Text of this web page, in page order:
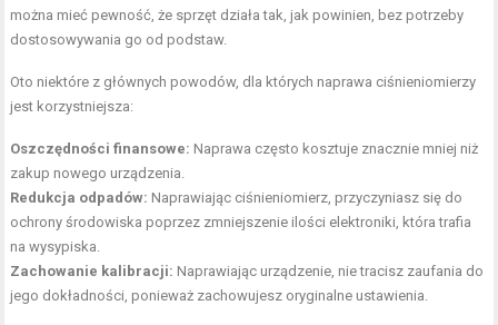
można mieć pewność, że sprzęt działa tak, jak powinien, bez potrzeby
dostosowywania go od podstaw.
Oto niektóre z głównych powodów, dla których naprawa ciśnieniomierzy
jest korzystniejsza:
Oszczędności finansowe: Naprawa często kosztuje znacznie mniej niż
zakup nowego urządzenia.
Redukcja odpadów: Naprawiając ciśnieniomierz, przyczyniasz się do
ochrony środowiska poprzez zmniejszenie ilości elektroniki, która trafia
na wysypiska.
Zachowanie kalibracji: Naprawiając urządzenie, nie tracisz zaufania do
jego dokładności, ponieważ zachowujesz oryginalne ustawienia.